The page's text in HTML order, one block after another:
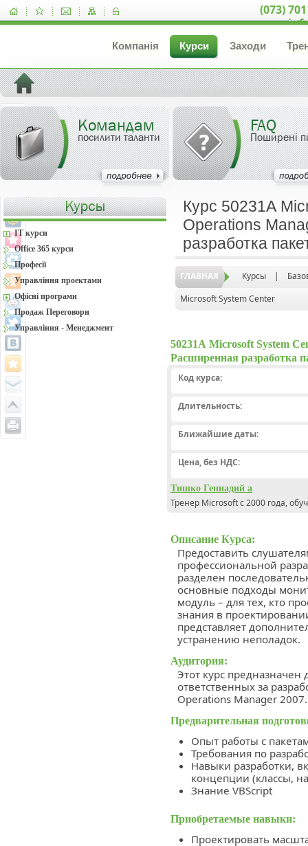
(073)
Компанія Курси Заходи
Командам
посилити таланти
FAQ
Поширені
Курс 50231А
Operations
разработка
ГЛАВНАЯ Курсы |
Microsoft System Center
50231А Microsoft System
Расширенная разработка
Код курса:
Длительность:
Ближайшие даты:
Цена, без НДС:
Тишко Геннадий а
Тренер Microsoft с 2000 года,
Описание Курса:
Предоставить
профессиональной
разделен
основные подходы
модуль – для тех, кто
знания в
представляет
устранению неполадок.
Аудитория:
Этот курс предназначен
ответственных за
Operations Manager 2007.
Предварительная
Опыт работы с
Требования по
Навыки разработки,
концепции (классы,
Знание VBScript
Приобретаемые навыки:
Проектировать
IT курси
Office 365 курси
Професії
Управління проектами
Офісні програми
Продаж Переговори
Управління - Менеджмент